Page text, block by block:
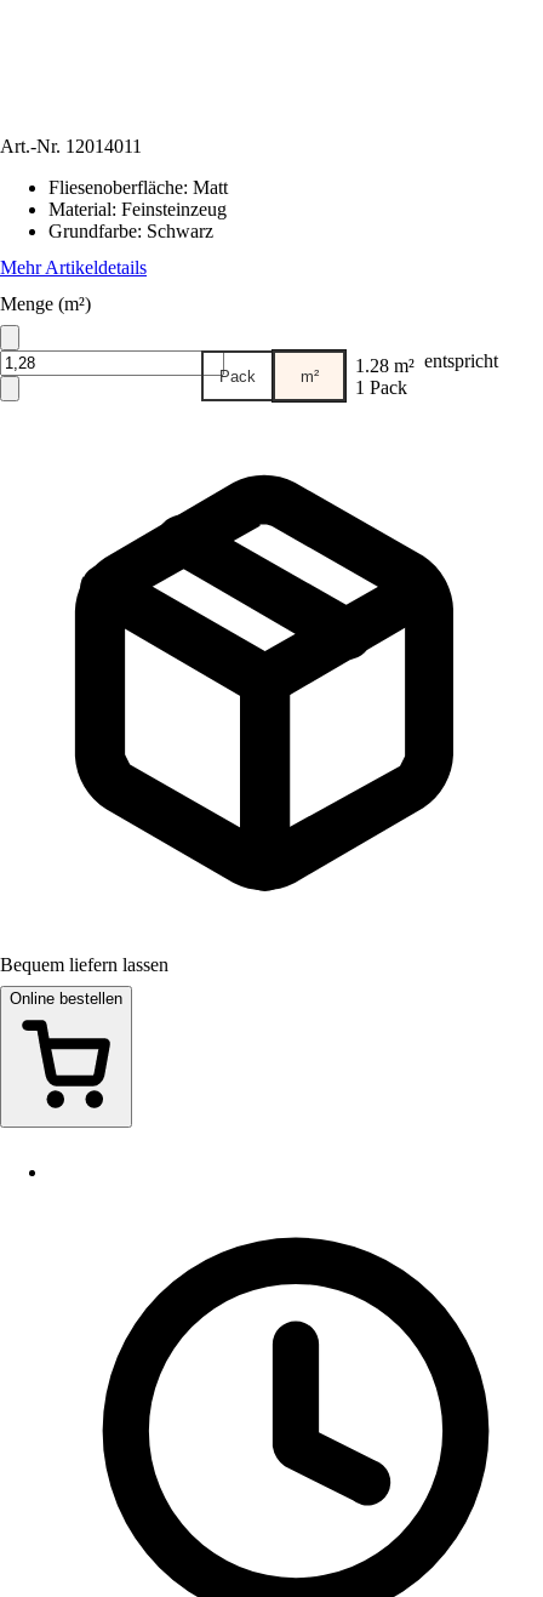
Art.-Nr. 12014011
Fliesenoberfläche: Matt
Material: Feinsteinzeug
Grundfarbe: Schwarz
Mehr Artikeldetails
Menge (m²)
Pack m² 1.28 m² entspricht
1 Pack
Bequem liefern lassen
Online bestellen